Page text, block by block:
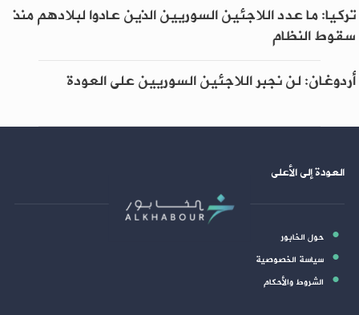
تركيا: ما عدد اللاجئين السوريين الذين عادوا لبلادهم منذ
سقوط النظام
أردوغان: لن نجبر اللاجئين السوريين على العودة
العودة إلى الأعلى
حول الخابور
سياسة الخصوصية
الشروط والأحكام